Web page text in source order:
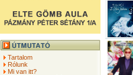
Tartalom
Rólunk
Mi van itt?